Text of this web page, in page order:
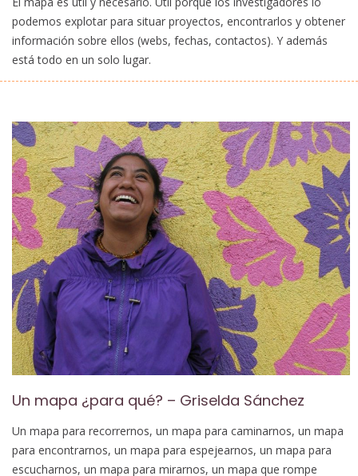
podemos explotar para situar proyectos, encontrarlos y obtener
información sobre ellos (webs, fechas, contactos). Y además
está todo en un solo lugar.
Un mapa ¿para qué? – Griselda Sánchez
Un mapa para recorrernos, un mapa para caminarnos, un mapa
para encontrarnos, un mapa para espejearnos, un mapa para
escucharnos, un mapa para mirarnos, un mapa que rompe